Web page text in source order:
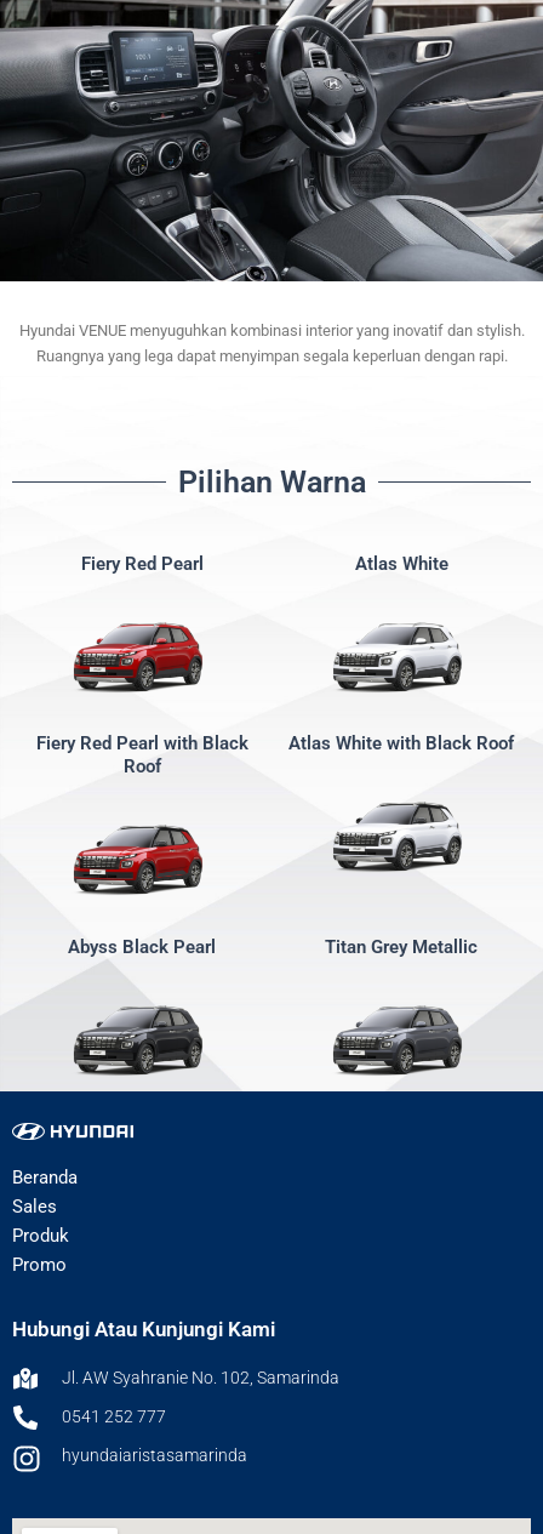
Hyundai VENUE menyuguhkan kombinasi interior yang inovatif dan stylish.
Ruangnya yang lega dapat menyimpan segala keperluan dengan rapi.
Pilihan Warna
Fiery Red Pearl Atlas White
Fiery Red Pearl with Black
Roof
Atlas White with Black Roof
Abyss Black Pearl Titan Grey Metallic
Beranda
Sales
Produk
Promo
Hubungi Atau Kunjungi Kami
Jl. AW Syahranie No. 102, Samarinda
0541 252 777
hyundaiaristasamarinda